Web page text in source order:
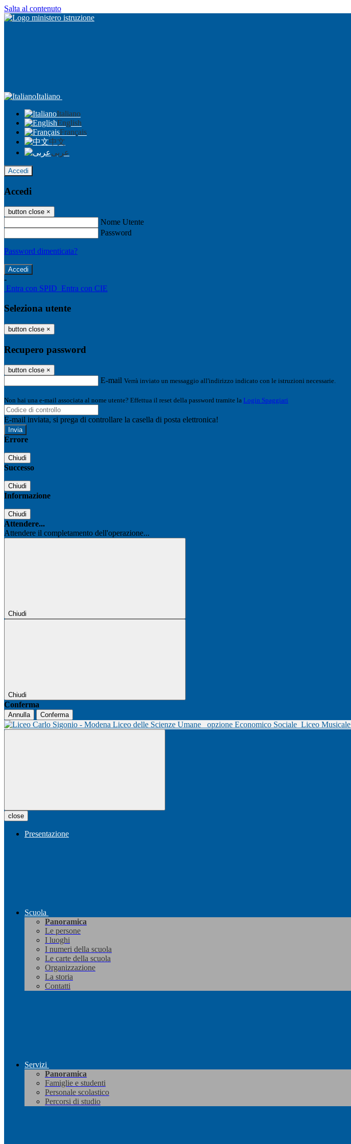
Salta al contenuto
Italiano
Italiano
English
Français
中文
عربى
Accedi
Accedi
button close ×
Nome Utente
Password
Password dimenticata?
-
Entra con SPID Entra con CIE
Seleziona utente
button close ×
Recupero password
button close ×
E-mail Verrà inviato un messaggio all'indirizzo indicato con le istruzioni necessarie.
Non hai una e-mail associata al nome utente? Effettua il reset della password tramite la Login Spaggiari
E-mail inviata, si prega di controllare la casella di posta elettronica!
Errore
Chiudi
Successo
Chiudi
Informazione
Chiudi
Attendere...
Attendere il completamento dell'operazione...
Chiudi
Chiudi
Conferma
Annulla Conferma
Liceo delle Scienze Umane opzione Economico Sociale Liceo Musicale
close
Presentazione
Scuola
Panoramica
Le persone
I luoghi
I numeri della scuola
Le carte della scuola
Organizzazione
La storia
Contatti
Servizi
Panoramica
Famiglie e studenti
Personale scolastico
Percorsi di studio